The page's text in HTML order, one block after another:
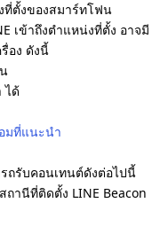
ที่ตั้งของสมาร์ทโฟน
เข้าถึงตำแหน่งที่ตั้ง อาจมี
อง ดังนี้
ได้
มที่แนะนำ
ถรับคอนเทนต์ดังต่อไปนี้
ถานีที่ติดตั้ง LINE Beacon